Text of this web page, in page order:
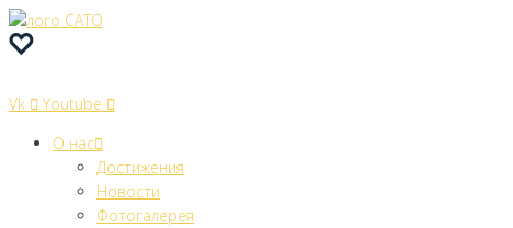
Перейти
к
Vk
Youtube
О нас
Достижения
Новости
Фотогалерея